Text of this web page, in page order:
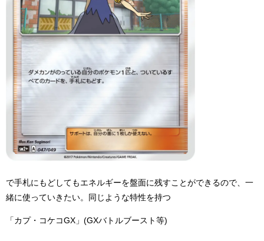
で手札にもどしてもエネルギーを盤面に残すことができるので、一
緒に使っていきたい。同じような特性を持つ
「カプ・コケコGX」(GXバトルブースト等)